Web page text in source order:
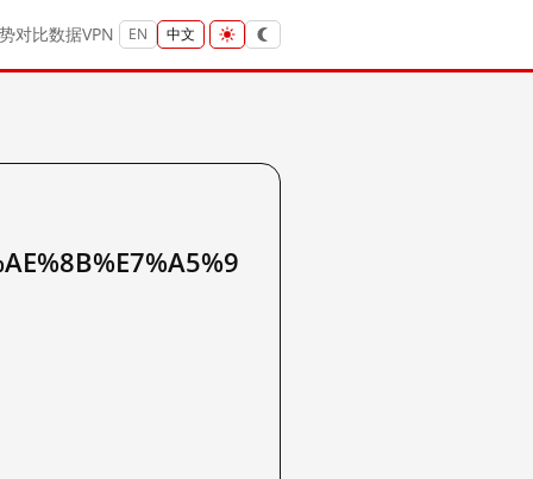
对比数据VPN EN 中文